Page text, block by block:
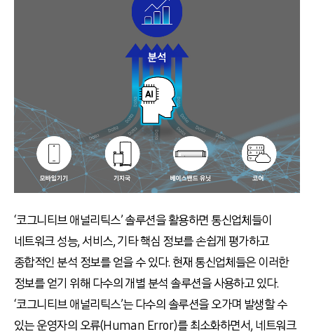
‘코그니티브 애널리틱스’ 솔루션을 활용하면 통신업체들이
네트워크 성능, 서비스, 기타 핵심 정보를 손쉽게 평가하고
종합적인 분석 정보를 얻을 수 있다. 현재 통신업체들은 이러한
정보를 얻기 위해 다수의 개별 분석 솔루션을 사용하고 있다.
‘코그니티브 애널리틱스’는 다수의 솔루션을 오가며 발생할 수
있는 운영자의 오류(Human Error)를 최소화하면서, 네트워크